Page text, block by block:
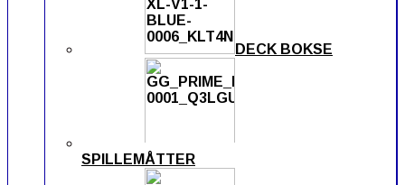
DECK BOKSE
SPILLEMÅTTER